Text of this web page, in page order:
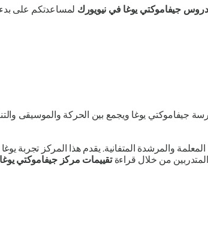
دروس جيفاموكتي يوغا في نيويورك لمساعدتكم على
جيفاموكتي يوغا ويجمع بين الحركة والموسيقى
والمرشدة المتفانية. يقدم هذا المركز تجربة
من خلال قراءةتقييمات مركز جيفاموكتي